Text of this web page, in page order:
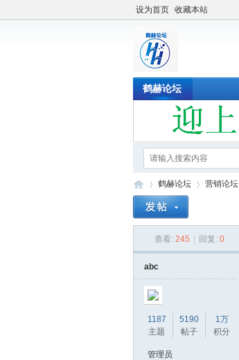
设为首页 收藏本站
鹤赫论坛
鹤赫论坛 营销论坛
查看: 245 回复: 0
abc
1187
主题
5190
帖子
1万
积分
管理员